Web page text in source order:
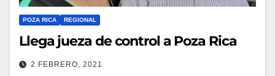
POZA RICA REGIONAL
Llega jueza de control a Poza Rica
2 FEBRERO, 2021